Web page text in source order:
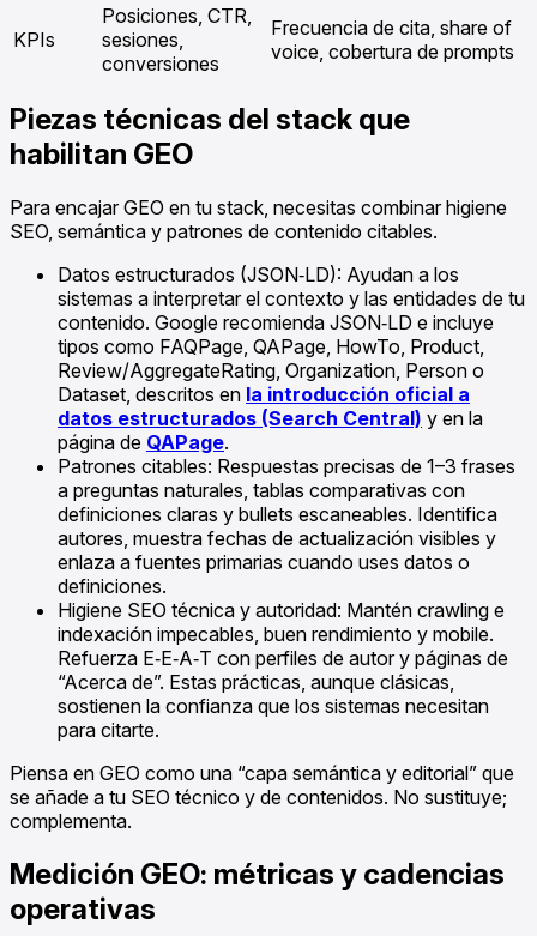
KPIs
Posiciones, CTR,
sesiones,
conversiones
Frecuencia de cita, share of
voice, cobertura de prompts
Piezas técnicas del stack que
habilitan GEO
Para encajar GEO en tu stack, necesitas combinar higiene
SEO, semántica y patrones de contenido citables.
Datos estructurados (JSON‑LD): Ayudan a los
sistemas a interpretar el contexto y las entidades de tu
contenido. Google recomienda JSON‑LD e incluye
tipos como FAQPage, QAPage, HowTo, Product,
Review/AggregateRating, Organization, Person o
Dataset, descritos en la introducción oficial a
datos estructurados (Search Central) y en la
página de QAPage.
Patrones citables: Respuestas precisas de 1–3 frases
a preguntas naturales, tablas comparativas con
definiciones claras y bullets escaneables. Identifica
autores, muestra fechas de actualización visibles y
enlaza a fuentes primarias cuando uses datos o
definiciones.
Higiene SEO técnica y autoridad: Mantén crawling e
indexación impecables, buen rendimiento y mobile.
Refuerza E‑E‑A‑T con perfiles de autor y páginas de
“Acerca de”. Estas prácticas, aunque clásicas,
sostienen la confianza que los sistemas necesitan
para citarte.
Piensa en GEO como una “capa semántica y editorial” que
se añade a tu SEO técnico y de contenidos. No sustituye;
complementa.
Medición GEO: métricas y cadencias
operativas